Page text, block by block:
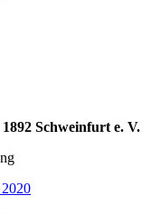
Schweinfurt e. V.